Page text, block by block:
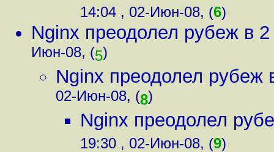
14:04 , 02-Июн-08, (6)
Nginx преодолел рубеж в
Июн-08, (5)
Nginx преодолел рубеж
02-Июн-08, (8)
Nginx преодолел
19:30 , 02-Июн-08, (9)